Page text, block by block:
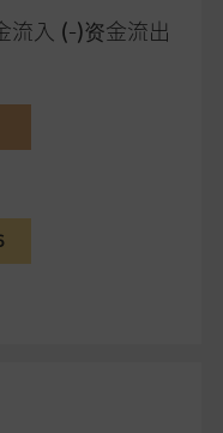
流入 (-)资金流出
疏忽)由於网站内容的
。
债或违约，投资者可能
品价格可升可跌。过往
能有限而麦格理资本
N类牛熊证投资者会